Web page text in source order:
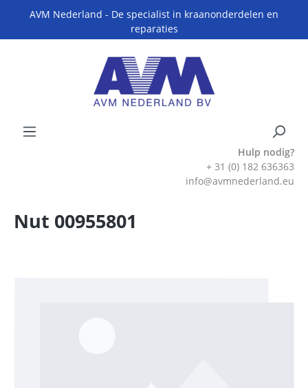
AVM Nederland - De specialist in kraanonderdelen en
reparaties
Hulp nodig?
+ 31 (0) 182 636363
info@avmnederland.eu
Nut 00955801